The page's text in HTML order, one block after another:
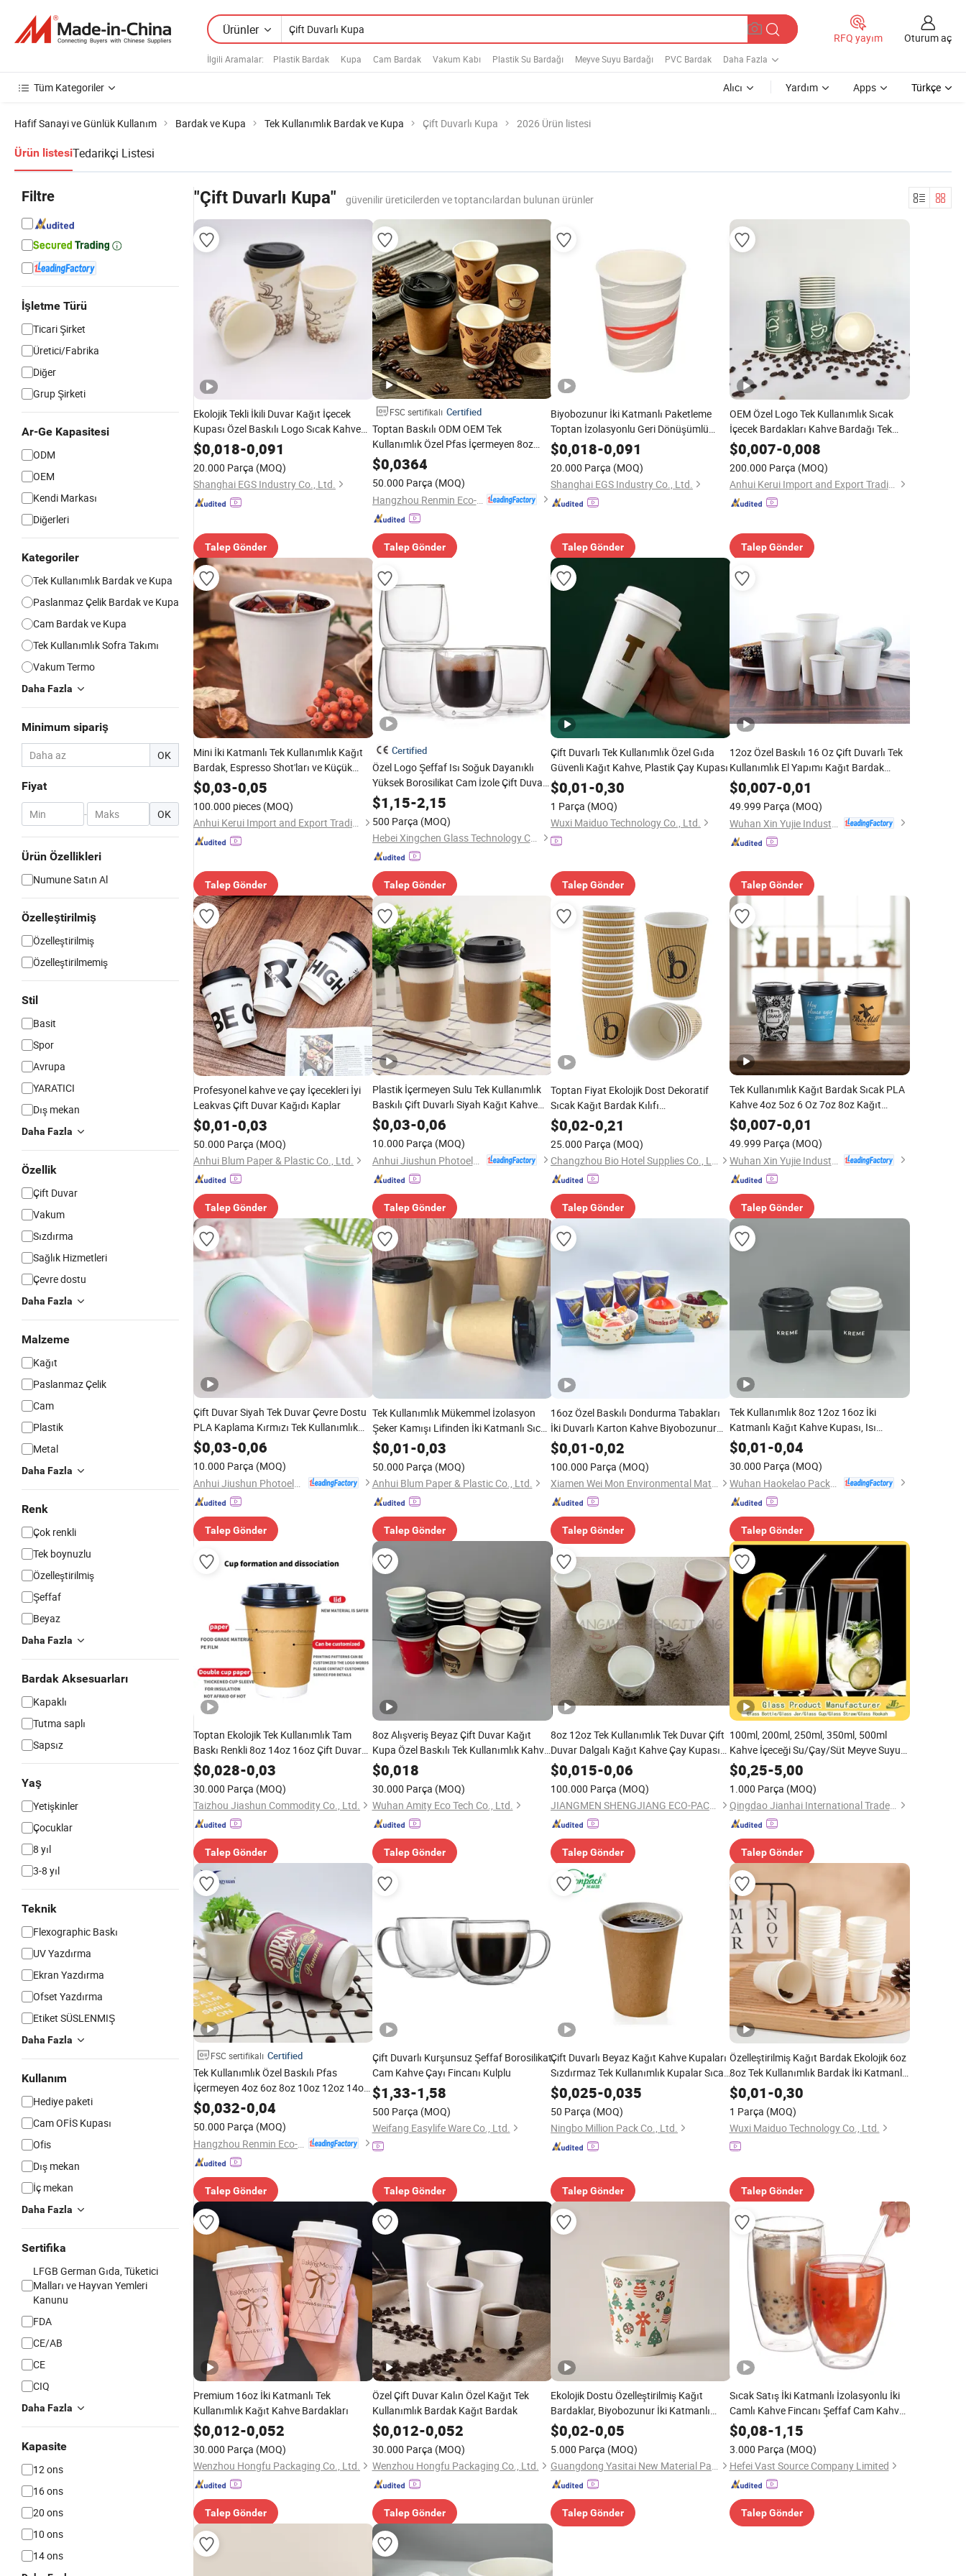
Ürünler
İlgili Aramalar: Plastik Bardak Kupa Cam Bardak Vakum Kabı Plastik Su Bardağı Meyve Suyu Bardağı PVC Bardak Daha Fazla
RFQ yayım Oturum aç
Tüm Kategoriler Alıcı Yardım Apps Türkçe
Hafif Sanayi ve Günlük Kullanım Bardak ve Kupa Tek Kullanımlık Bardak ve Kupa Çift Duvarlı Kupa 2026 Ürün listesi
Ürün listesiTedarikçi Listesi
Filtre
İşletme Türü
Ticari Şirket
Üretici/Fabrika
Diğer
Grup Şirketi
Ar-Ge Kapasitesi
ODM
OEM
Kendi Markası
Diğerleri
Kategoriler
Tek Kullanımlık Bardak ve Kupa
Paslanmaz Çelik Bardak ve Kupa
Cam Bardak ve Kupa
Tek Kullanımlık Sofra Takımı
Vakum Termo
Daha Fazla
Minimum sipariş
OK
Fiyat
- OK
Ürün Özellikleri
Numune Satın Al
Özelleştirilmiş
Özelleştirilmiş
Özelleştirilmemiş
Stil
Basit
Spor
Avrupa
YARATICI
Dış mekan
Daha Fazla
Özellik
Çift Duvar
Vakum
Sızdırma
Sağlık Hizmetleri
Çevre dostu
Daha Fazla
Malzeme
Kağıt
Paslanmaz Çelik
Cam
Plastik
Metal
Daha Fazla
Renk
Çok renkli
Tek boynuzlu
Özelleştirilmiş
Şeffaf
Beyaz
Daha Fazla
Bardak Aksesuarları
Kapaklı
Tutma saplı
Sapsız
Yaş
Yetişkinler
Çocuklar
8 yıl
3-8 yıl
Teknik
Flexographic Baskı
UV Yazdırma
Ekran Yazdırma
Ofset Yazdırma
Etiket SÜSLENMIŞ
Daha Fazla
Kullanım
Hediye paketi
Cam OFİS Kupası
Ofis
Dış mekan
İç mekan
Daha Fazla
Sertifika
LFGB German Gıda, Tüketici
Malları ve Hayvan Yemleri
Kanunu
FDA
CE/AB
CE
CIQ
Daha Fazla
Kapasite
12 ons
16 ons
20 ons
10 ons
14 ons
"Çift Duvarlı Kupa" güvenilir üreticilerden ve toptancılardan bulunan ürünler
Ekolojik Tekli İkili Duvar Kağıt İçecek
Kupası Özel Baskılı Logo Sıcak Kahve
Süt Kupası Kapaklı
$0,018-0,091
20.000 Parça (MOQ)
Shanghai EGS Industry Co., Ltd.
Talep Gönder
FSC sertifikalı Certified
Toptan Baskılı ODM OEM Tek
Kullanımlık Özel Pfas İçermeyen 8oz
10oz 12oz 16oz 22oz 24oz 26oz PLA PE
Kaplamalı İçecek Sıcak Soğuk Kahve
Çift Duvar Kağıt Bardak Satışta
$0,0364
50.000 Parça (MOQ)
Hangzhou Renmin Eco-Tech Co., Ltd.
Talep Gönder
Biyobozunur İki Katmanlı Paketleme
Toptan İzolasyonlu Geri Dönüşümlü
Karton Özel Kahve Kupaları Tek
Kullanımlık Kapaklı
$0,018-0,091
20.000 Parça (MOQ)
Shanghai EGS Industry Co., Ltd.
Talep Gönder
OEM Özel Logo Tek Kullanımlık Sıcak
İçecek Bardakları Kahve Bardağı Tek
Duvar / Çift Duvar / Dalgalı Duvar
$0,007-0,008
200.000 Parça (MOQ)
Anhui Kerui Import and Export Trading Co., Ltd.
Talep Gönder
Mini İki Katmanlı Tek Kullanımlık Kağıt
Bardak, Espresso Shot'ları ve Küçük
Tadım Porsiyonları Sunmak İçin
Mükemmel
$0,03-0,05
100.000 pieces (MOQ)
Anhui Kerui Import and Export Trading Co., Ltd.
Talep Gönder
Certified
Özel Logo Şeffaf Isı Soğuk Dayanıklı
Yüksek Borosilikat Cam İzole Çift Duvarlı
Cam Kahve Fincanı Mug
$1,15-2,15
500 Parça (MOQ)
Hebei Xingchen Glass Technology Co., Ltd.
Talep Gönder
Çift Duvarlı Tek Kullanımlık Özel Gıda
Güvenli Kağıt Kahve, Plastik Çay Kupası
$0,01-0,30
1 Parça (MOQ)
Wuxi Maiduo Technology Co., Ltd.
Talep Gönder
12oz Özel Baskılı 16 Oz Çift Duvarlı Tek
Kullanımlık El Yapımı Kağıt Bardak
Sıcak İçecekler için Şarap ile Kapak Dahil
$0,007-0,01
49.999 Parça (MOQ)
Talep Gönder
Profesyonel kahve ve çay İçecekleri İyi
Leakvas Çift Duvar Kağıdı Kaplar
$0,01-0,03
50.000 Parça (MOQ)
Anhui Blum Paper & Plastic Co., Ltd.
Talep Gönder
Plastik İçermeyen Sulu Tek Kullanımlık
Baskılı Çift Duvarlı Siyah Kağıt Kahve
İçme Kupa Kağıt PLA Kupa
$0,03-0,06
10.000 Parça (MOQ)
Anhui Jiushun Photoelectric Technology Co., Ltd.
Talep Gönder
Toptan Fiyat Ekolojik Dost Dekoratif
Sıcak Kağıt Bardak Kılıfı
4oz/8oz/16oz/20oz Çift Duvarlı Sıcak
Sütlü Çay Kağıt Bardağı
$0,02-0,21
25.000 Parça (MOQ)
Changzhou Bio Hotel Supplies Co., Ltd.
Talep Gönder
Tek Kullanımlık Kağıt Bardak Sıcak PLA
Kahve 4oz 5oz 6 Oz 7oz 8oz Kağıt
Bardaklar Logo ile Kağıt Kahve Bardağı
$0,007-0,01
49.999 Parça (MOQ)
Talep Gönder
Çift Duvar Siyah Tek Duvar Çevre Dostu
PLA Kaplama Kırmızı Tek Kullanımlık
Sıcak İçecek Toplu Kağıt Bardaklar
Kapaklı
$0,03-0,06
10.000 Parça (MOQ)
Talep Gönder
Tek Kullanımlık Mükemmel İzolasyon
Şeker Kamışı Lifinden İki Katmanlı Sıcak
İçecek Kahve Kağıt Kupası
$0,01-0,03
50.000 Parça (MOQ)
Anhui Blum Paper & Plastic Co., Ltd.
Talep Gönder
16oz Özel Baskılı Dondurma Tabakları
İki Duvarlı Karton Kahve Biyobozunur
Tek Kullanımlık Sofra Eşyası Kabarcık
Çayı İçecek Kağıt Kupası
$0,01-0,02
100.000 Parça (MOQ)
Xiamen Wei Mon Environmental Materials Co., Ltd.
Talep Gönder
Tek Kullanımlık 8oz 12oz 16oz İki
Katmanlı Kağıt Kahve Kupası, Isı
Yalıtımlı Sıcak İçecekler için Kapaklı
$0,01-0,04
30.000 Parça (MOQ)
Wuhan Haokelao Packaging Technology Co., Ltd.
Talep Gönder
Toptan Ekolojik Tek Kullanımlık Tam
Baskı Renkli 8oz 14oz 16oz Çift Duvar
Özelleştirilmiş Kahve Kağıt Bardakları
Sıcak Su Kahve Meyve Suyu İçme için
$0,028-0,03
30.000 Parça (MOQ)
Taizhou Jiashun Commodity Co., Ltd.
Talep Gönder
8oz Alışveriş Beyaz Çift Duvar Kağıt
Kupa Özel Baskılı Tek Kullanımlık Kahve
Kağıt Kupaları
$0,018
30.000 Parça (MOQ)
Wuhan Amity Eco Tech Co., Ltd.
Talep Gönder
8oz 12oz Tek Kullanımlık Tek Duvar Çift
Duvar Dalgalı Kağıt Kahve Çay Kupası
Soğuk İçecek ve Sıcak İçecek için
$0,015-0,06
100.000 Parça (MOQ)
JIANGMEN SHENGJIANG ECO-PACKING CO., LTD.
Talep Gönder
100ml, 200ml, 250ml, 350ml, 500ml
Kahve İçeceği Su/Çay/Süt Meyve Suyu
Şarap Brendi Bira Viski Yüksek
Borosilikatlı Çift Duvarlı Cam Kupa
Üreticisi
$0,25-5,00
1.000 Parça (MOQ)
Qingdao Jianhai International Trade Co., Ltd.
Talep Gönder
FSC sertifikalı Certified
Tek Kullanımlık Özel Baskılı Pfas
İçermeyen 4oz 6oz 8oz 10oz 12oz 14oz
16oz Sıcak İçecek İki Duvarlı Soğuk
İçecek Kağıt Kahve Kupası Kahve
Dükkanı için
$0,032-0,04
50.000 Parça (MOQ)
Talep Gönder
Çift Duvarlı Kurşunsuz Şeffaf Borosilikat
Cam Kahve Çayı Fincanı Kulplu
$1,33-1,58
500 Parça (MOQ)
Weifang Easylife Ware Co., Ltd.
Talep Gönder
Çift Duvarlı Beyaz Kağıt Kahve Kupaları
Sızdırmaz Tek Kullanımlık Kupalar Sıcak
İçecekler ve Çay için
$0,025-0,035
50 Parça (MOQ)
Ningbo Million Pack Co., Ltd.
Talep Gönder
Özelleştirilmiş Kağıt Bardak Ekolojik 6oz
8oz Tek Kullanımlık Bardak İki Katmanlı
Kağıt Buzlu Kahve Kağıt Bardak Çay
Bardak
$0,01-0,30
1 Parça (MOQ)
Wuxi Maiduo Technology Co., Ltd.
Talep Gönder
Premium 16oz İki Katmanlı Tek
Kullanımlık Kağıt Kahve Bardakları
$0,012-0,052
30.000 Parça (MOQ)
Wenzhou Hongfu Packaging Co., Ltd.
Talep Gönder
Özel Çift Duvar Kalın Özel Kağıt Tek
Kullanımlık Bardak Kağıt Bardak
$0,012-0,052
30.000 Parça (MOQ)
Wenzhou Hongfu Packaging Co., Ltd.
Talep Gönder
Ekolojik Dostu Özelleştirilmiş Kağıt
Bardaklar, Biyobozunur İki Katmanlı
Kraft Sıcak İçecek Alışveriş Kağıt
Bardağı Kahve İçin
$0,02-0,05
5.000 Parça (MOQ)
Guangdong Yasitai New Material Packaging Co., Ltd.
Talep Gönder
Sıcak Satış İki Katmanlı İzolasyonlu İki
Camlı Kahve Fincanı Şeffaf Cam Kahve
Kupası
$0,08-1,15
3.000 Parça (MOQ)
Hefei Vast Source Company Limited
Talep Gönder